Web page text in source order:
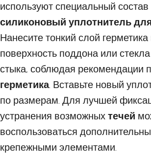
используют специальный состав
силиконовый уплотнитель
Нанесите тонкий слой герметика
поверхность поддона или
стыка, соблюдая рекомендации
герметика. Вставьте новый
по размерам. Для лучшей
устранения возможных течей
воспользоваться
крепежными элементами.